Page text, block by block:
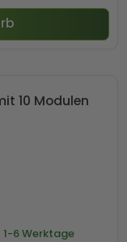
10 Modulen
1-6 Werktage